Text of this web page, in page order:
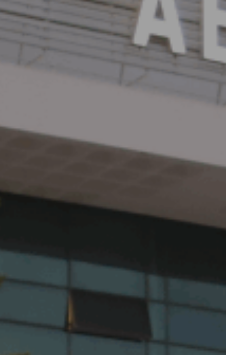
Planes Directores de Iluminación
del Concejo
EN